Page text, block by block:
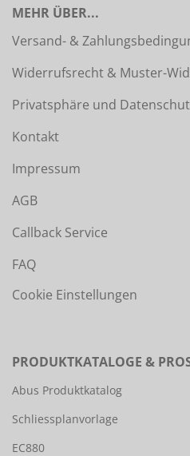
MEHR ÜBER...
Versand- &
Widerrufsrecht & Muster-
Privatsphäre und
Kontakt
Impressum
AGB
Callback Service
FAQ
Cookie Einstellungen
PRODUKTKATALOGE &
Abus Produktkatalog
Schliessplanvorlage
EC880